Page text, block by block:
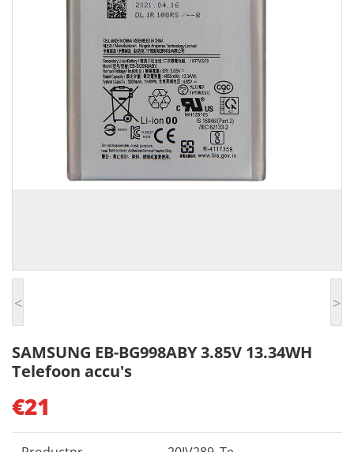
< >
SAMSUNG EB-BG998ABY 3.85V 13.34WH
Telefoon accu's
€21